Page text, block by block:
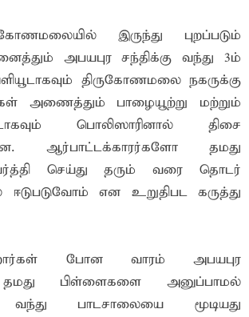
இருந்து புறப்படும்
அபயபுர சந்திக்கு வந்து 3ம்
திருகோணமலை நகருக்கு
அணைத்தும் பாழையூற்று மற்றும்
பொலிஸாரினால் திசை
ஆர்பாட்டக்காரர்களோ தமது
செய்து தரும் வரை தொடர்
ஈடுபடுவோம் என உறுதிபட கருத்து
போன வாரம் அபயபுர
தமது பிள்ளைகளை அனுப்பாமல்
வந்து பாடசாலையை மூடியது